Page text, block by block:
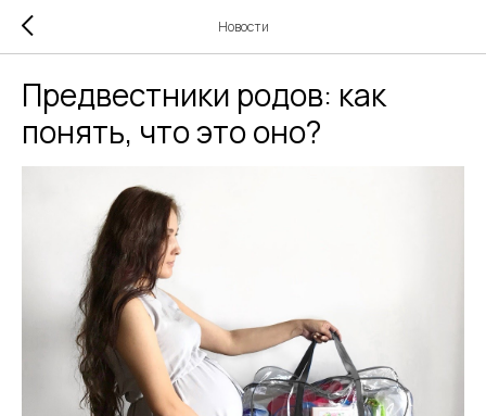
Новости
Предвестники родов: как
понять, что это оно?